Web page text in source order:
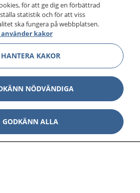
din hälsa och vård
om hälsa och information om
mottagningar du kan kontakta.
din journal och göra dina
1177 för
dygnet runt.
du vill må bättre.
för att ge dig en förbättrad
statistik och för att viss
ska fungera på webbplatsen.
kakor
HANTERA KAKOR
NÖDVÄNDIGA
GODKÄNN ALLA